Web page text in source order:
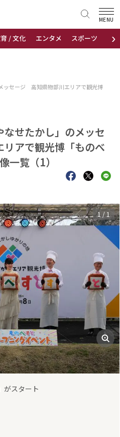
›
/ 文化 エンタメ スポーツ 地域
MENU
ッセージ 高知県物部川エリアで観光博
せたかし」のメッセ
アで観光博「ものべ
一覧（1）
がスタート
1/1